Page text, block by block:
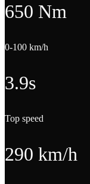
650 Nm
0-100 km/h
3.9s
Top speed
290 km/h